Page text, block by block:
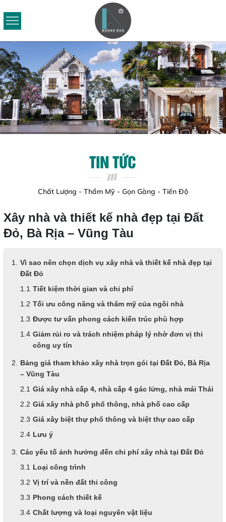
TIN TỨC
Chất Lượng - Thẩm Mỹ - Gọn Gàng - Tiến Độ
Xây nhà và thiết kế nhà đẹp tại Đất
Đỏ, Bà Rịa – Vũng Tàu
Vì sao nên chọn dịch vụ xây nhà và thiết kế nhà đẹp tại
Đất Đỏ
Tiết kiệm thời gian và chi phí
Tối ưu công năng và thẩm mỹ của ngôi nhà
Được tư vấn phong cách kiến trúc phù hợp
Giảm rủi ro và trách nhiệm pháp lý nhờ đơn vị thi
công uy tín
Bảng giá tham khảo xây nhà trọn gói tại Đất Đỏ, Bà Rịa
– Vũng Tàu
Giá xây nhà cấp 4, nhà cấp 4 gác lửng, nhà mái Thái
Giá xây nhà phố phổ thông, nhà phố cao cấp
Giá xây biệt thự phổ thông và biệt thự cao cấp
Lưu ý
Các yếu tố ảnh hưởng đến chi phí xây nhà tại Đất Đỏ
Loại công trình
Vị trí và nền đất thi công
Phong cách thiết kế
Chất lượng và loại nguyên vật liệu